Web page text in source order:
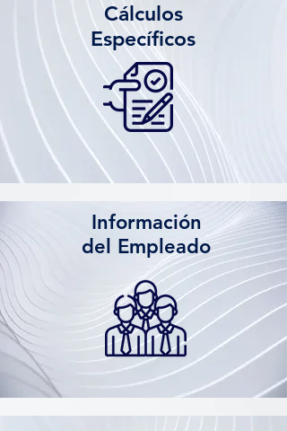
Cálculos
Específicos
Información
del Empleado